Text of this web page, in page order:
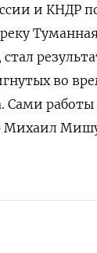
и КНДР
во
Сами